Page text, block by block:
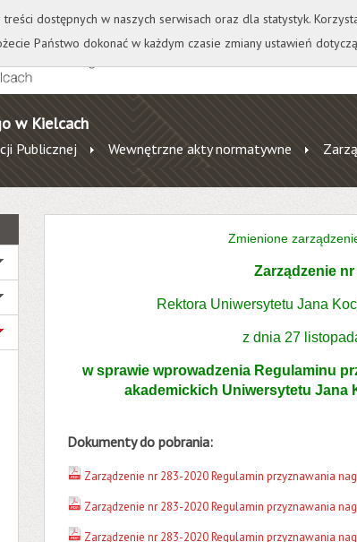
Wydawnictwo Wirtualna Uczelnia A A A A
w Kielcach
Publicznej Wewnętrzne akty normatywne
Zmienione
Zarządzenie nr
Rektora Uniwersytetu Jana
z dnia 27
w sprawie wprowadzenia Regulaminu
akademickich Uniwersytetu Jana
Dokumenty do pobrania:
Zarządzenie nr 283-2020 Regulamin przyznawania
Zarządzenie nr 283-2020 Regulamin przyznawania
Zarządzenie nr 283-2020 Regulamin przyznawania
dostępnych w naszych serwisach oraz dla statystyk.
Państwo dokonać w każdym czasie zmiany ustawień